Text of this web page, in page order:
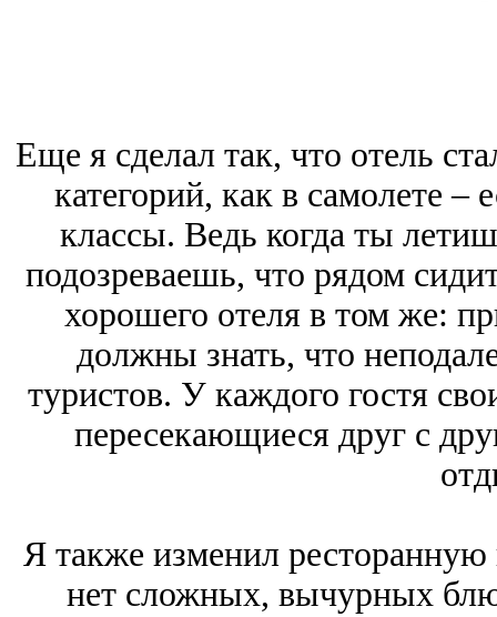
Еще я сделал так, что отель
категорий, как в самолете –
классы. Ведь когда ты
подозреваешь, что рядом
хорошего отеля в том же:
должны знать, что
туристов. У каждого гостя
пересекающиеся друг с
Я также изменил ресторанную
нет сложных, вычурных